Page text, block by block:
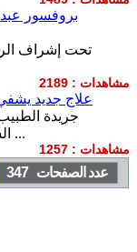
بروفسور عبد
تحت إشراف
مشاهدات : 2189
علاج جديد
جريدة
السكري من النوع الأول من الشفاء بفضل علاج ...
مشاهدات : 1257
عدد الصفحات 347